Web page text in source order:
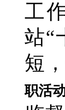
工
站“
短
职活